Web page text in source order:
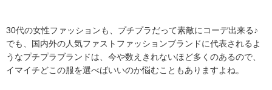
30代の女性ファッションも、プチプラだって素敵にコーデ出来る♪
でも、国内外の人気ファストファッションブランドに代表されるよ
うなプチプラブランドは、今や数えきれないほど多くのあるので、
イマイチどこの服を選べばいいのか悩むこともありますよね。